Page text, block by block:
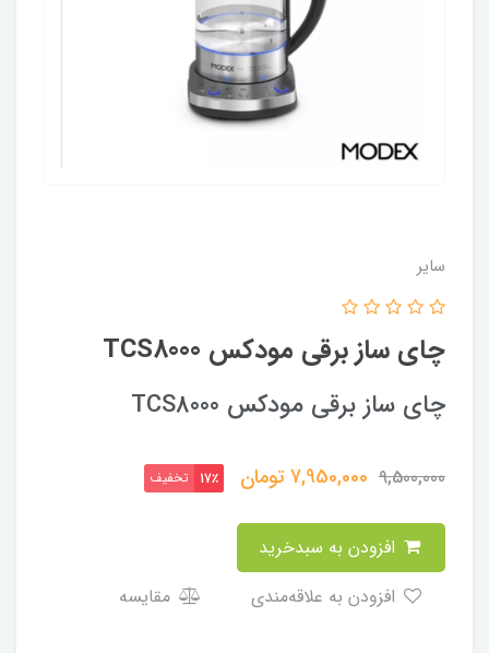
سایر
چای ساز برقی مودکس TCS8000
چای ساز برقی مودکس TCS8000
9,500,000
7,950,000تومان 17٪ تخفیف
مقایسه